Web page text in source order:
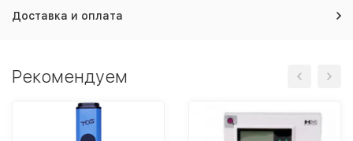
Доставка и оплата
Рекомендуем